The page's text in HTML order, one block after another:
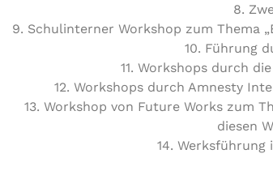
8.
9. Schulinterner Workshop zum Thema
10. Führung
11. Workshops durch
12. Workshops durch Amnesty
13. Workshop von Future Works zum
diesen
14.